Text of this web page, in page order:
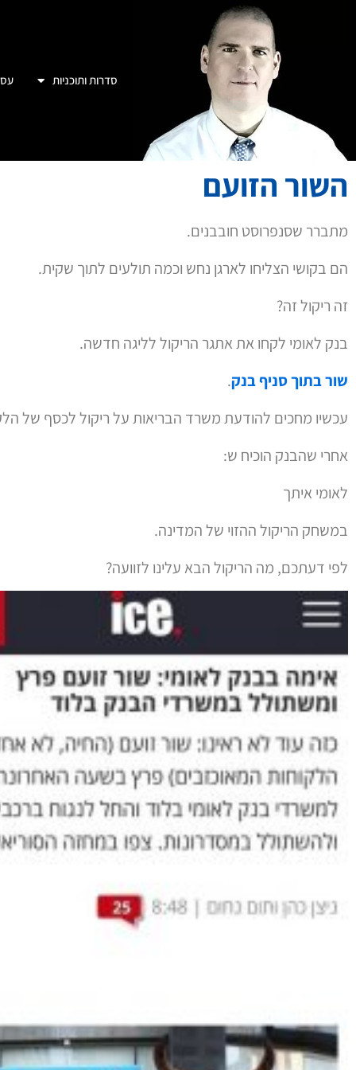
סדרות ותוכניות
השור הזועם
מתברר שסנפרוסט חובבנים.
הם בקושי הצליחו לארגן נחש וכמה תולעים לתוך שקית.
זה ריקול זה?
בנק לאומי לקחו את אתגר הריקול לליגה חדשה.
שור בתוך סניף בנק.
עכשיו מחכים להודעת משרד הבריאות על ריקול לכסף של
אחרי שהבנק הוכיח ש:
לאומי איתך
במשחק הריקול ההזוי של המדינה.
לפי דעתכם, מה הריקול הבא עלינו לזוועה?